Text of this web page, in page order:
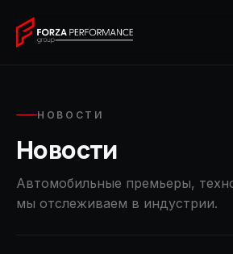
НОВОСТИ
Новости
Автомобильные премьеры,
мы отслеживаем в индустрии.